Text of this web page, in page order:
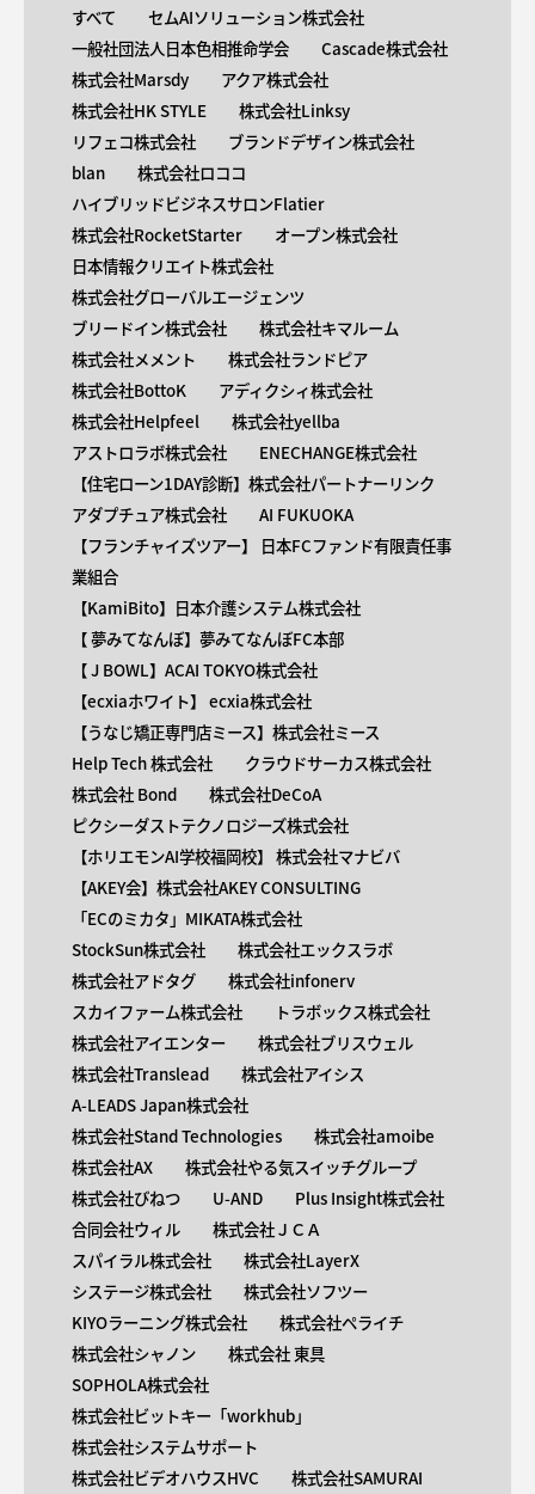
すべて
セムAIソリューション株式会社
一般社団法人日本色相推命学会
Cascade株式会社
株式会社Marsdy
アクア株式会社
株式会社HK STYLE
株式会社Linksy
リフェコ株式会社
ブランドデザイン株式会社
blan
株式会社ロココ
ハイブリッドビジネスサロンFlatier
株式会社RocketStarter
オープン株式会社
日本情報クリエイト株式会社
株式会社グローバルエージェンツ
ブリードイン株式会社
株式会社キマルーム
株式会社メメント
株式会社ランドピア
株式会社BottoK
アディクシィ株式会社
株式会社Helpfeel
株式会社yellba
アストロラボ株式会社
ENECHANGE株式会社
【住宅ローン1DAY診断】株式会社パートナーリンク
アダプチュア株式会社
AI FUKUOKA
【​フランチャイズツアー】 日本FCファンド有限責任事
業組合
【KamiBito​】日本介護システム株式会社
【 ​夢みてなんぼ】夢みてなんぼFC本部
【 ​J BOWL】ACAI TOKYO株式会社
【​ecxiaホワイト】 ecxia株式会社
【​うなじ矯正専門店ミース】株式会社ミース
Help Tech 株式会社
クラウドサーカス株式会社
株式会社 Bond
株式会社DeCoA
ピクシーダストテクノロジーズ株式会社
【ホリエモンAI学校福岡校】 株式会社マナビバ
【AKEY会】株式会社AKEY CONSULTING
「ECのミカタ」MIKATA株式会社
StockSun株式会社
株式会社エックスラボ
株式会社アドタグ
株式会社infonerv
スカイファーム株式会社
トラボックス株式会社
株式会社アイエンター
株式会社ブリスウェル
株式会社Translead
株式会社アイシス
A-LEADS Japan株式会社
株式会社Stand Technologies
株式会社amoibe
株式会社AX
株式会社やる気スイッチグループ
株式会社びねつ
U-AND
Plus Insight株式会社
合同会社ウィル
株式会社ＪＣＡ
スパイラル株式会社
株式会社LayerX
システージ株式会社
株式会社ソフツー
KIYOラーニング株式会社
株式会社ペライチ
株式会社シャノン
株式会社 東具
SOPHOLA株式会社
株式会社ビットキー「workhub」
株式会社システムサポート
株式会社ビデオハウスHVC
株式会社SAMURAI